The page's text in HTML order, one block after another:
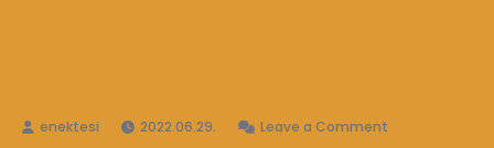
2022.06.29. Leave a Comment